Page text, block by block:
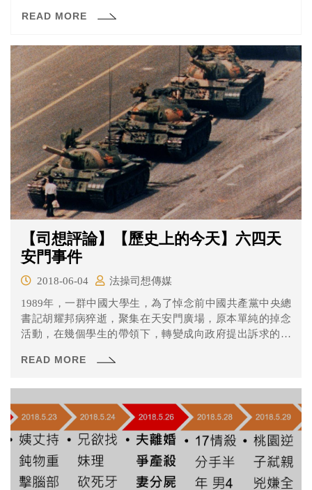
而當初要借給慶富58億的一銀，也未撥款給慶富，因為慶
READ MORE
【司想評論】【歷史上的今天】六四天
安門事件
2018-06-04
法操司想傳媒
1989年，一群中國大學生，為了悼念前中國共產黨中央總
書記胡耀邦病猝逝，聚集在天安門廣場，原本單純的掉念
活動，在幾個學生的帶領下，轉變成向政府提出訴求的靜
給予更多的自由提出7大訴求，包括重新評價胡耀邦的功
大家所熟知的六四天安門事件。
READ MORE